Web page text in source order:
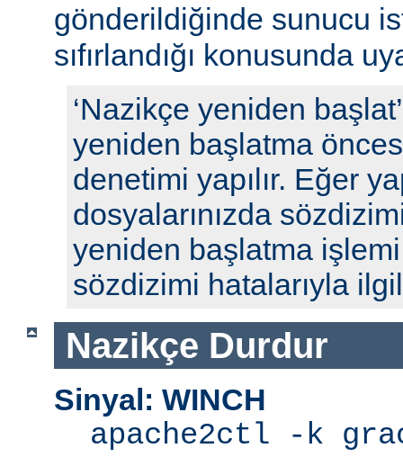
gönderildiğinde sunucu
sıfırlandığı konusunda
‘Nazikçe yeniden
yeniden başlatma
denetimi yapılır. Eğer
dosyalarınızda
yeniden başlatma
sözdizimi hatalarıyla
Nazikçe Durdur
Sinyal: WINCH
apache2ctl -k